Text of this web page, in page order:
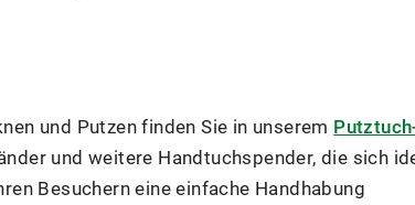
und Putzen finden Sie in unserem
und weitere Handtuchspender, die sich
Besuchern eine einfache Handhabung